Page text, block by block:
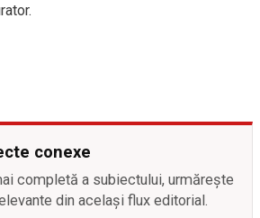
conexe
completă a subiectului, urmărește
din același flux editorial.